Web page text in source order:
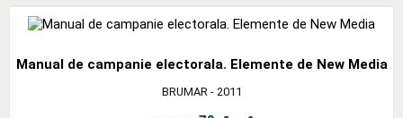
Manual de campanie electorala. Elemente de New Media
BRUMAR- 2011